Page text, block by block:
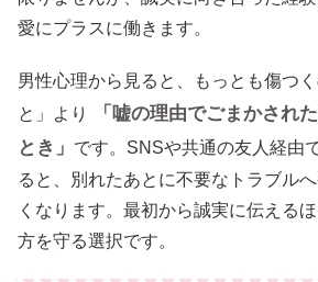
愛にプラスに働きます。
男性心理から見ると、もっとも傷つ
と」より
「嘘の理由でごまかされ
とき」 です。SNSや共通の友人経由
ると、別れたあとに不要なトラブル
くなります。最初から誠実に伝える
方を守る選択です。